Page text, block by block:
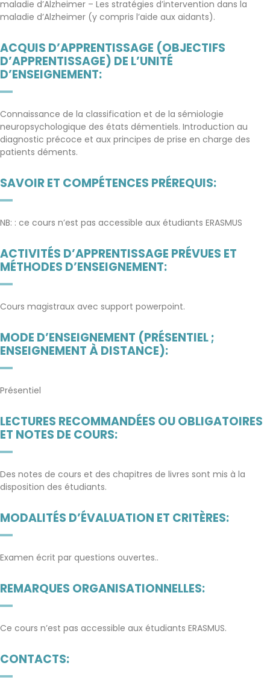
maladie d’Alzheimer – Les stratégies d’intervention dans la
maladie d’Alzheimer (y compris l’aide aux aidants).
ACQUIS D’APPRENTISSAGE (OBJECTIFS
D’APPRENTISSAGE) DE L’UNITÉ
D’ENSEIGNEMENT:
Connaissance de la classification et de la sémiologie
neuropsychologique des états démentiels. Introduction au
diagnostic précoce et aux principes de prise en charge des
patients déments.
SAVOIR ET COMPÉTENCES PRÉREQUIS:
NB: : ce cours n’est pas accessible aux étudiants ERASMUS
ACTIVITÉS D’APPRENTISSAGE PRÉVUES ET
MÉTHODES D’ENSEIGNEMENT:
Cours magistraux avec support powerpoint.
MODE D’ENSEIGNEMENT (PRÉSENTIEL ;
ENSEIGNEMENT À DISTANCE):
Présentiel
LECTURES RECOMMANDÉES OU OBLIGATOIRES
ET NOTES DE COURS:
Des notes de cours et des chapitres de livres sont mis à la
disposition des étudiants.
MODALITÉS D’ÉVALUATION ET CRITÈRES:
Examen écrit par questions ouvertes..
REMARQUES ORGANISATIONNELLES:
Ce cours n’est pas accessible aux étudiants ERASMUS.
CONTACTS: